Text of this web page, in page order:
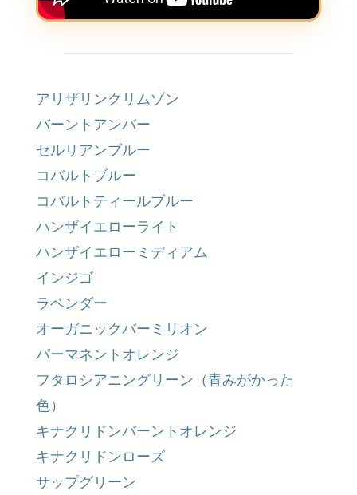
アリザリンクリムゾン
バーントアンバー
セルリアンブルー
コバルトブルー
コバルトティールブルー
ハンザイエローライト
ハンザイエローミディアム
インジゴ
ラベンダー
オーガニックバーミリオン
パーマネントオレンジ
フタロシアニングリーン（青みがかった
色）
キナクリドンバーントオレンジ
キナクリドンローズ
サップグリーン